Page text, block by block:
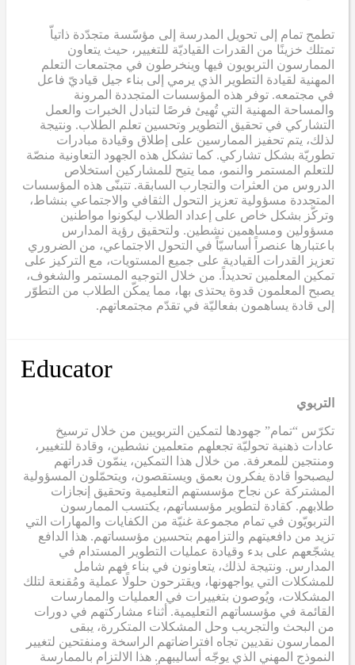
تطمح تمام إلى تحويل المدرسة إلى مؤسّسة متجدّدة ذاتياّ
تمتلك خزينًا من القدرات القياديّة للتغيير، حيث يتعاون
الممارسون التربويون فيها وينخرطون في مجتمعات التعلم
المهنية لقيادة التطوير الذي يرمي إلى بناء جيل قياديّ فاعل
في مجتمعه. توفر هذه المؤسسات المتجددة المرونة
والمساحة المهنية التي تُهيئ فرصًا لتبادل الخبرات والعمل
التشاركي في تحقيق التطوير وتحسين تعلم الطلاب. ونتيجة
لذلك، يتم تحفيز الممارسين على إطلاق وقيادة مبادرات
تطوريّة بشكل تشاركي. كما تشكل هذه الجهود التعاونية منصّة
للتعلم المستمر والنمو، مما يتيح للمشاركين استخلاص
الدروس من العثرات والتجارب السابقة. تتبنّى هذه المؤسسات
المتجددة مسؤولية تعزيز التحول الثقافي والاجتماعي بنشاط،
وتركّز بشكل خاص على إعداد الطلاب ليكونوا مواطنين
مسؤولين ومساهمين نشطين. ولتحقيق رؤية المدارس
باعتبارها عنصراً أساسيّاً في التحول الاجتماعي، من الضروري
تعزيز القدرات القيادية على جميع المستويات، مع التركيز على
تمكين المعلمين تحديداً. من خلال التوجيه المستمر والشغوف،
يصبح المعلمون قدوة يحتذى بها، مما يمكّن الطلاب من التطوّر
إلى قادة يساهمون بفعاليّة في تقدّم مجتمعاتهم.
Educator
التربوي
تكرّس “تمام” جهودها لتمكين التربويين من خلال ترسيخ
عادات ذهنية تحوليّة تجعلهم متعلمين نشطين، وقادة للتغيير،
ومنتجين للمعرفة. من خلال هذا التمكين، ينمّون قدراتهم
ليصبحوا قادة يفكرون بعمق ويستقصون، ويتحمّلون المسؤولية
المشتركة عن نجاح مؤسستهم التعليمية وتحقيق إنجازات
طلابهم. كقادة لتطوير مؤسساتهم، يكتسب الممارسون
التربويّون في تمام مجموعة غنيّة من الكفايات والمهارات التي
تزيد من دافعيتهم والتزامهم بتحسين مؤسساتهم. هذا الدافع
يشجّعهم على بدء وقيادة عمليات التطوير المستدام في
المدارس. ونتيجة لذلك، يتعاونون في بناء فهم شامل
للمشكلات التي يواجهونها، ويقترحون حلولًا عملية ومُقنعة لتلك
المشكلات، ويُوصون بتغييرات في العمليات والممارسات
القائمة في مؤسساتهم التعليمية. أثناء مشاركتهم في دورات
من البحث والتجريب وحل المشكلات المتكررة، يبقى
الممارسون نقديين تجاه افتراضاتهم الراسخة ومنفتحين لتغيير
النموذج المهني الذي يوجّه أساليبهم. هذا الالتزام بالممارسة